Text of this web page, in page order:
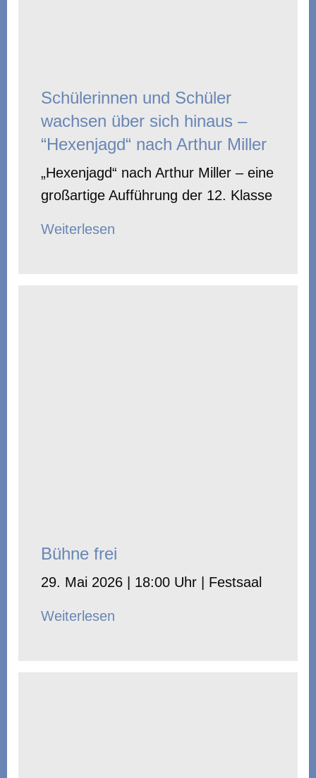
Schülerinnen und Schüler
wachsen über sich hinaus –
“Hexenjagd“ nach Arthur Miller
„Hexenjagd“ nach Arthur Miller – eine
großartige Aufführung der 12. Klasse
Weiterlesen
Bühne frei
29. Mai 2026 | 18:00 Uhr | Festsaal
Weiterlesen